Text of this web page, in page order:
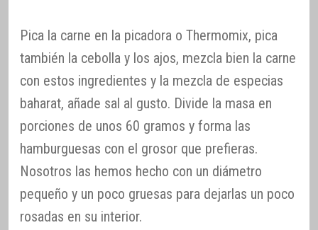
Pica la carne en la picadora o Thermomix, pica
también la cebolla y los ajos, mezcla bien la carne
con estos ingredientes y la mezcla de especias
baharat, añade sal al gusto. Divide la masa en
porciones de unos 60 gramos y forma las
hamburguesas con el grosor que prefieras.
Nosotros las hemos hecho con un diámetro
pequeño y un poco gruesas para dejarlas un poco
rosadas en su interior.